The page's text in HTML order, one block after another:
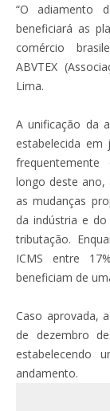
“O adiamento
beneficiará as
comércio
ABVTEX
Lima.
A unificação da
estabelecida
longo deste
as mudanças
da indústria e
tributação.
ICMS entre
beneficiam de
Caso aprovada,
de dezembro
estabelecendo
andamento.